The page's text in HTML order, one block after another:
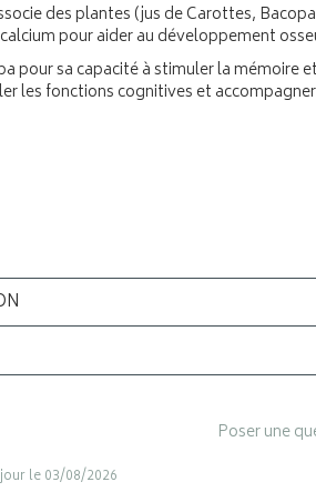
des plantes (jus de Carottes,
pour aider au développement
pour sa capacité à stimuler la mémoire
les fonctions cognitives et accompagner
Poser une
le 03/08/2026